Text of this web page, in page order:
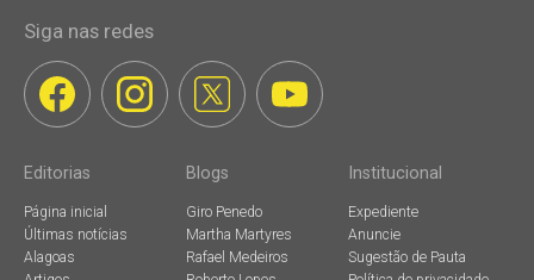
Siga nas redes
Editorias
Página inicial
Últimas notícias
Alagoas
Blogs
Giro Penedo
Martha Martyres
Rafael Medeiros
Institucional
Expediente
Anuncie
Sugestão de Pauta